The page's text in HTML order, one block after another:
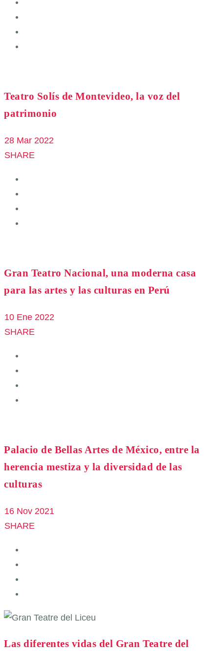
Teatro Solís de Montevideo, la voz del
patrimonio
28 Mar 2022
SHARE
Gran Teatro Nacional, una moderna casa
para las artes y las culturas en Perú
10 Ene 2022
SHARE
Palacio de Bellas Artes de México, entre la
herencia mestiza y la diversidad de las
culturas
16 Nov 2021
SHARE
Las diferentes vidas del Gran Teatre del